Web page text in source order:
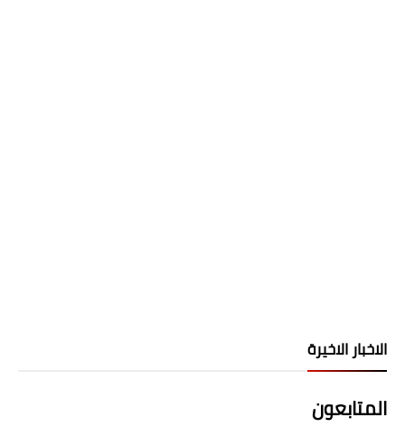
الاخبار الاخيرة
المتابعون